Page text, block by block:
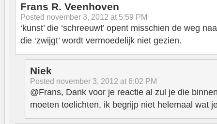
Frans R. Veenhoven
Posted november 3, 2012 at 5:59 PM
‘kunst’ die ‘schreeuwt’ opent misschien de weg
die ‘zwijgt’ wordt vermoedelijk niet gezien.
Niek
Posted november 3, 2012 at 6:02 PM
@Frans, Dank voor je reactie al zul je die
moeten toelichten, ik begrijp niet helemaal wat